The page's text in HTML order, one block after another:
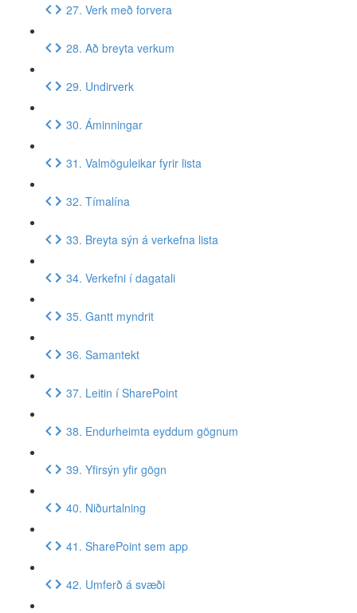
27. Verk með forvera
28. Að breyta verkum
29. Undirverk
30. Áminningar
31. Valmöguleikar fyrir lista
32. Tímalína
33. Breyta sýn á verkefna lista
34. Verkefni í dagatali
35. Gantt myndrit
36. Samantekt
37. Leitin í SharePoint
38. Endurheimta eyddum gögnum
39. Yfirsýn yfir gögn
40. Niðurtalning
41. SharePoint sem app
42. Umferð á svæði